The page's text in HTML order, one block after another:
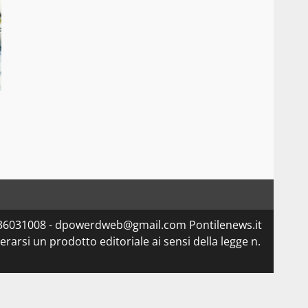
- dpowerdweb@gmail.com Pontilenews.it
un prodotto editoriale ai sensi della legge n.